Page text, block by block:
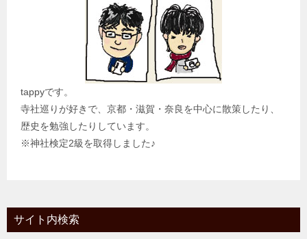
tappyです。
寺社巡りが好きで、京都・滋賀・奈良を中心に散策したり、
歴史を勉強したりしています。
※神社検定2級を取得しました♪
サイト内検索